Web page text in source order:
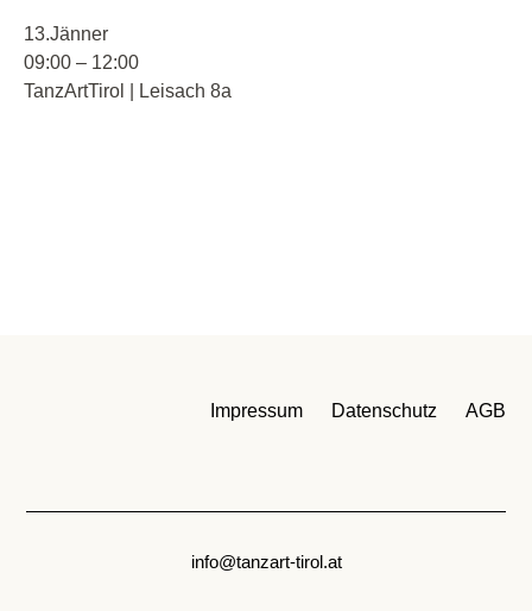
13.Jänner
09:00 – 12:00
TanzArtTirol | Leisach 8a
Impressum Datenschutz AGB
info@tanzart-tirol.at